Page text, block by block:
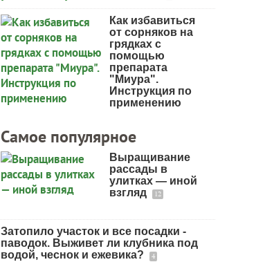
Как избавиться
от сорняков на
грядках с
помощью
препарата
"Миура".
Инструкция по
применению
Самое популярное
Выращивание
рассады в
улитках — иной
взгляд
12
Затопило участок и все посадки -
паводок. Выживет ли клубника под
водой, чеснок и ежевика?
4